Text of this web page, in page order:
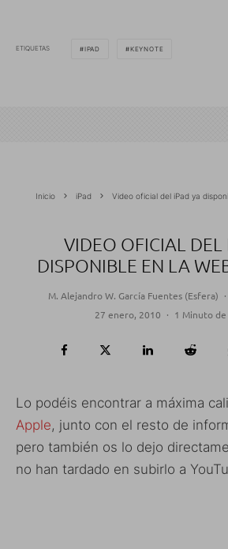
ETIQUETAS IPAD KEYNOTE
Inicio iPad Video oficial del iPad ya
VIDEO OFICIAL DEL
DISPONIBLE EN LA
M. Alejandro W. García Fuentes (Esfera) ·
27 enero, 2010 · 1 Minuto
Lo podéis encontrar a máxima
Apple, junto con el resto de
pero también os lo dejo
no han tardado en subirlo a